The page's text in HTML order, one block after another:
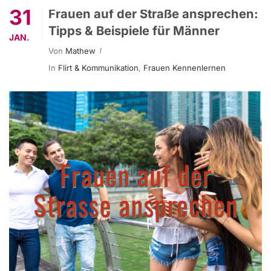
31
JAN.
Frauen auf der Straße ansprechen:
Tipps & Beispiele für Männer
Von Mathew
In Flirt & Kommunikation, Frauen Kennenlernen